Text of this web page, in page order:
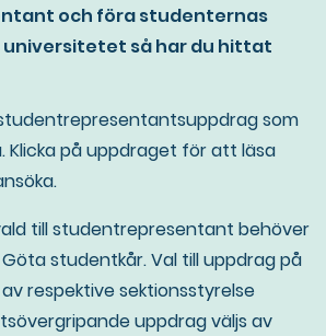
och föra studenternas
så har du hittat
som
Klicka på uppdraget för att läsa
till studentrepresentant behöver
studentkår. Val till uppdrag på
respektive sektionsstyrelse
uppdrag väljs av